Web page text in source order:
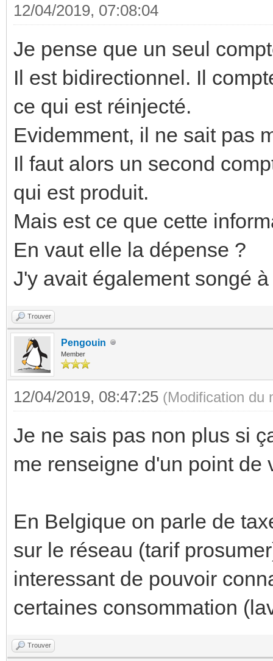
12/04/2019, 07:08:04
Je pense que un seul
Il est bidirectionnel. Il
ce qui est réinjecté.
Evidemment, il ne sait pas
Il faut alors un second
qui est produit.
Mais est ce que cette
En vaut elle la dépense ?
J'y avait également songé
Trouver
Pengouin
Member
12/04/2019, 08:47:25 (Modification du
Je ne sais pas non plus si
me renseigne d'un point de
En Belgique on parle de
sur le réseau (tarif
interessant de pouvoir
certaines consommation
Trouver